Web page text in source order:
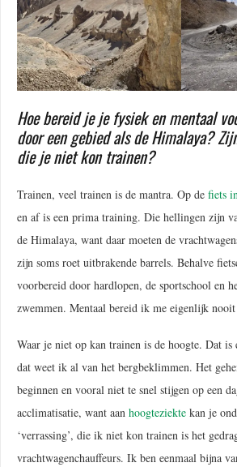
Hoe bereid je je fysiek en mentaal
door een gebied als de Himalaya?
die je niet kon trainen?
Trainen, veel trainen is de mantra. Op de fiets
en af is een prima training. Die hellingen zijn
de Himalaya, want daar moeten de
zijn soms roet uitbrakende barrels. Behalve
voorbereid door hardlopen, de sportschool en
zwemmen. Mentaal bereid ik me eigenlijk
Waar je niet op kan trainen is de hoogte. Dat is
dat weet ik al van het bergbeklimmen. Het
beginnen en vooral niet te snel stijgen op een
acclimatisatie, want aan hoogteziekte kan je
‘verrassing’, die ik niet kon trainen is het
vrachtwagenchauffeurs. Ik ben eenmaal bijna